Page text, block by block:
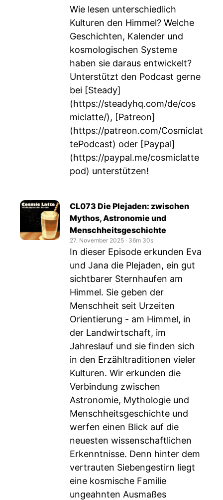
Wie lesen unterschiedlich
Kulturen den Himmel? Welche
Geschichten, Kalender und
kosmologischen Systeme
haben sie daraus entwickelt?
Unterstützt den Podcast gerne
bei [Steady]
(https://steadyhq.com/de/cos
miclatte/), [Patreon]
(https://patreon.com/Cosmiclat
tePodcast) oder [Paypal]
(https://paypal.me/cosmiclatte
pod) unterstützen!
CL073 Die Plejaden: zwischen
Mythos, Astronomie und
Menschheitsgeschichte
27. November 2025 ‧ 36m 30s
In dieser Episode erkunden Eva
und Jana die Plejaden, ein gut
sichtbarer Sternhaufen am
Himmel. Sie geben der
Menschheit seit Urzeiten
Orientierung - am Himmel, in
der Landwirtschaft, im
Jahreslauf und sie finden sich
in den Erzähltraditionen vieler
Kulturen. Wir erkunden die
Verbindung zwischen
Astronomie, Mythologie und
Menschheitsgeschichte und
werfen einen Blick auf die
neuesten wissenschaftlichen
Erkenntnisse. Denn hinter dem
vertrauten Siebengestirn liegt
eine kosmische Familie
ungeahnten Ausmaßes